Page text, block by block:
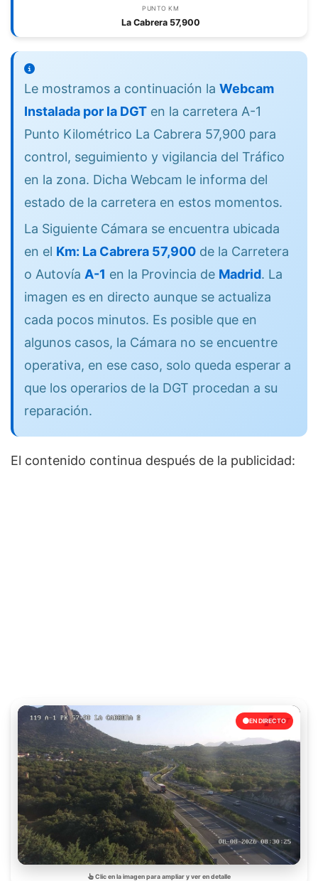
PUNTO KM
La Cabrera 57,900
Le mostramos a continuación la Webcam
Instalada por la DGT en la carretera A-1
Punto Kilométrico La Cabrera 57,900 para
control, seguimiento y vigilancia del Tráfico
en la zona. Dicha Webcam le informa del
estado de la carretera en estos momentos.
La Siguiente Cámara se encuentra ubicada
en el Km: La Cabrera 57,900 de la Carretera
o Autovía A-1 en la Provincia de Madrid. La
imagen es en directo aunque se actualiza
cada pocos minutos. Es posible que en
algunos casos, la Cámara no se encuentre
operativa, en ese caso, solo queda esperar a
que los operarios de la DGT procedan a su
reparación.
El contenido continua después de la publicidad:
EN DIRECTO
Clic en la imagen para ampliar y ver en detalle